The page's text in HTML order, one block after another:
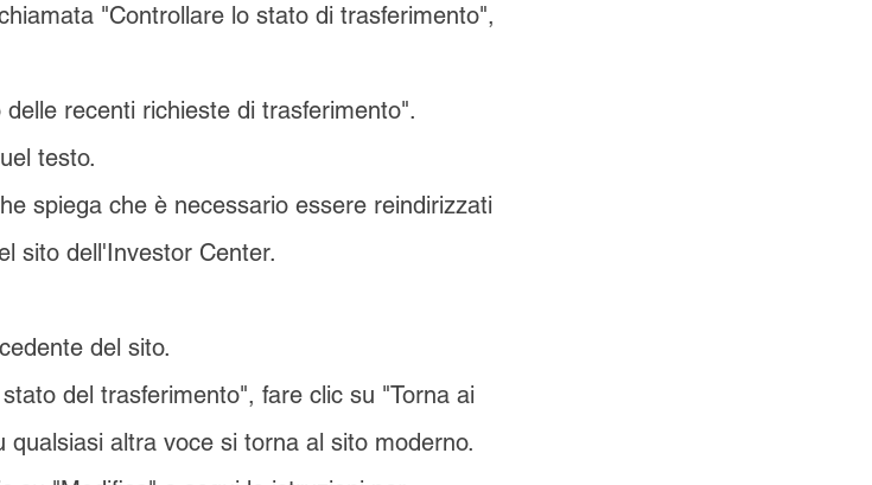
"Controllare lo stato di trasferimento",
recenti richieste di trasferimento".
testo.
spiega che è necessario essere reindirizzati
sito dell'Investor Center.
del sito.
del trasferimento", fare clic su "Torna ai
altra voce si torna al sito moderno.